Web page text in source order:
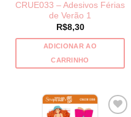
do
produto
CRUE033 – Adesivos Férias
de Verão 1
R$8,30
ADICIONAR AO
CARRINHO